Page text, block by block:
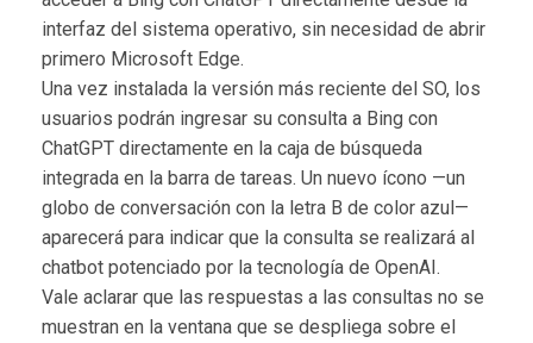
interfaz del sistema operativo, sin necesidad de abrir
primero Microsoft Edge.
Una vez instalada la versión más reciente del SO, los
usuarios podrán ingresar su consulta a Bing con
ChatGPT directamente en la caja de búsqueda
integrada en la barra de tareas. Un nuevo ícono —un
globo de conversación con la letra B de color azul—
aparecerá para indicar que la consulta se realizará al
chatbot potenciado por la tecnología de OpenAI.
Vale aclarar que las respuestas a las consultas no se
muestran en la ventana que se despliega sobre el